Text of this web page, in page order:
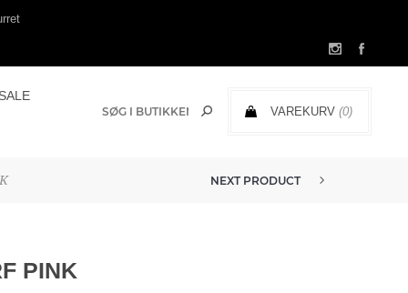
VAREKURV (0)
NEXT PRODUCT
PINK